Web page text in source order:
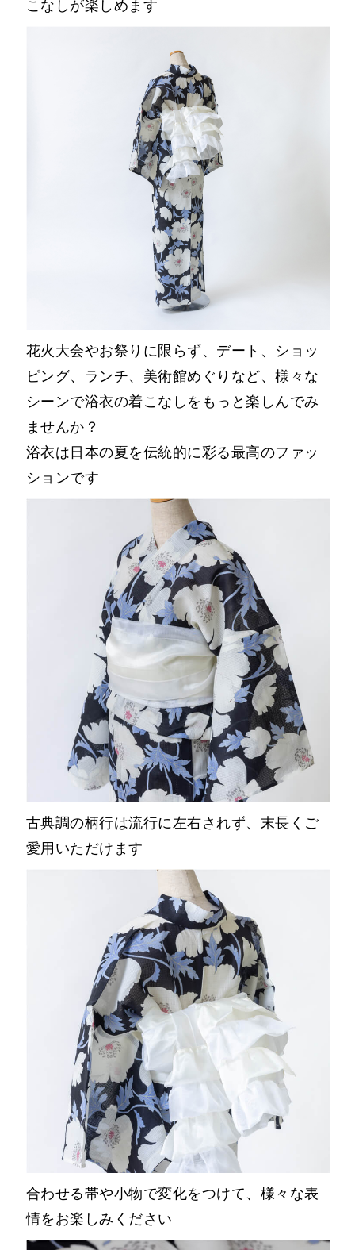
こなしが楽しめます
花火大会やお祭りに限らず、デート、ショッ
ピング、ランチ、美術館めぐりなど、様々な
シーンで浴衣の着こなしをもっと楽しんでみ
ませんか？
浴衣は日本の夏を伝統的に彩る最高のファッ
ションです
古典調の柄行は流行に左右されず、末長くご
愛用いただけます
合わせる帯や小物で変化をつけて、様々な表
情をお楽しみください